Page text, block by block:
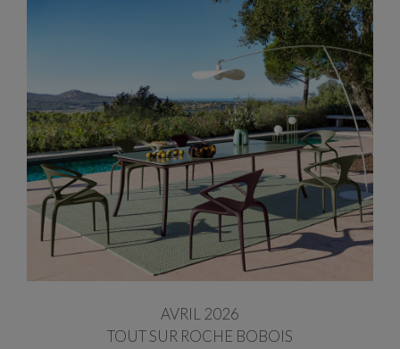
AVRIL 2026
TOUT SUR ROCHE BOBOIS